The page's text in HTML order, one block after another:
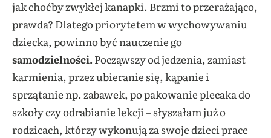
jak choćby zwykłej kanapki. Brzmi to przerażająco,
prawda? Dlatego priorytetem w wychowywaniu
dziecka, powinno być nauczenie go
samodzielności. Począwszy od jedzenia, zamiast
karmienia, przez ubieranie się, kąpanie i
sprzątanie np. zabawek, po pakowanie plecaka do
szkoły czy odrabianie lekcji – słyszałam już o
rodzicach, którzy wykonują za swoje dzieci prace